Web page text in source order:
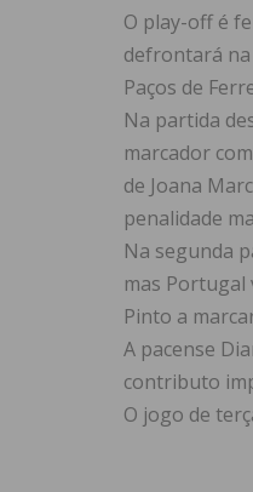
O play-off é
defrontará
Paços de
Na partida
marcador
de Joana
penalidade
Na segunda
mas Portugal
Pinto a
A pacense
contributo
O jogo de